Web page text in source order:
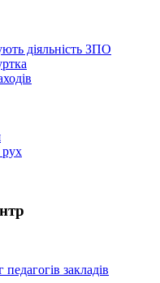
діяльність ЗПО
рух
закладів